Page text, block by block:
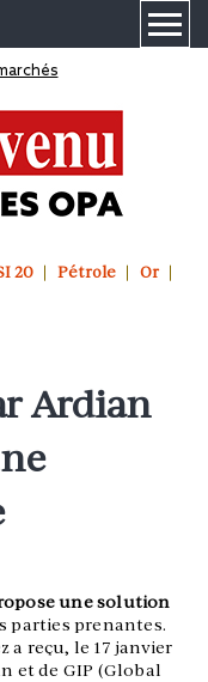
20 Pétrole
Or
Ardian
une solution
parties prenantes.
a reçu, le 17 janvier
et de GIP (Global